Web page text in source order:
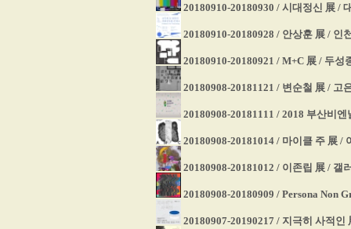
20180910-20180930 / 시대정신 展 /
20180910-20180928 / 안상훈 展 / 인
20180910-20180921 / M+C 展 / 두
20180908-20181121 / 변순철 展 / 고
20180908-20181111 / 2018 부산비
20180908-20181014 / 마이클 주 展 /
20180908-20181012 / 이존립 展 / 갤
20180908-20180909 / Persona Non
20180907-20190217 / 지극히 사적